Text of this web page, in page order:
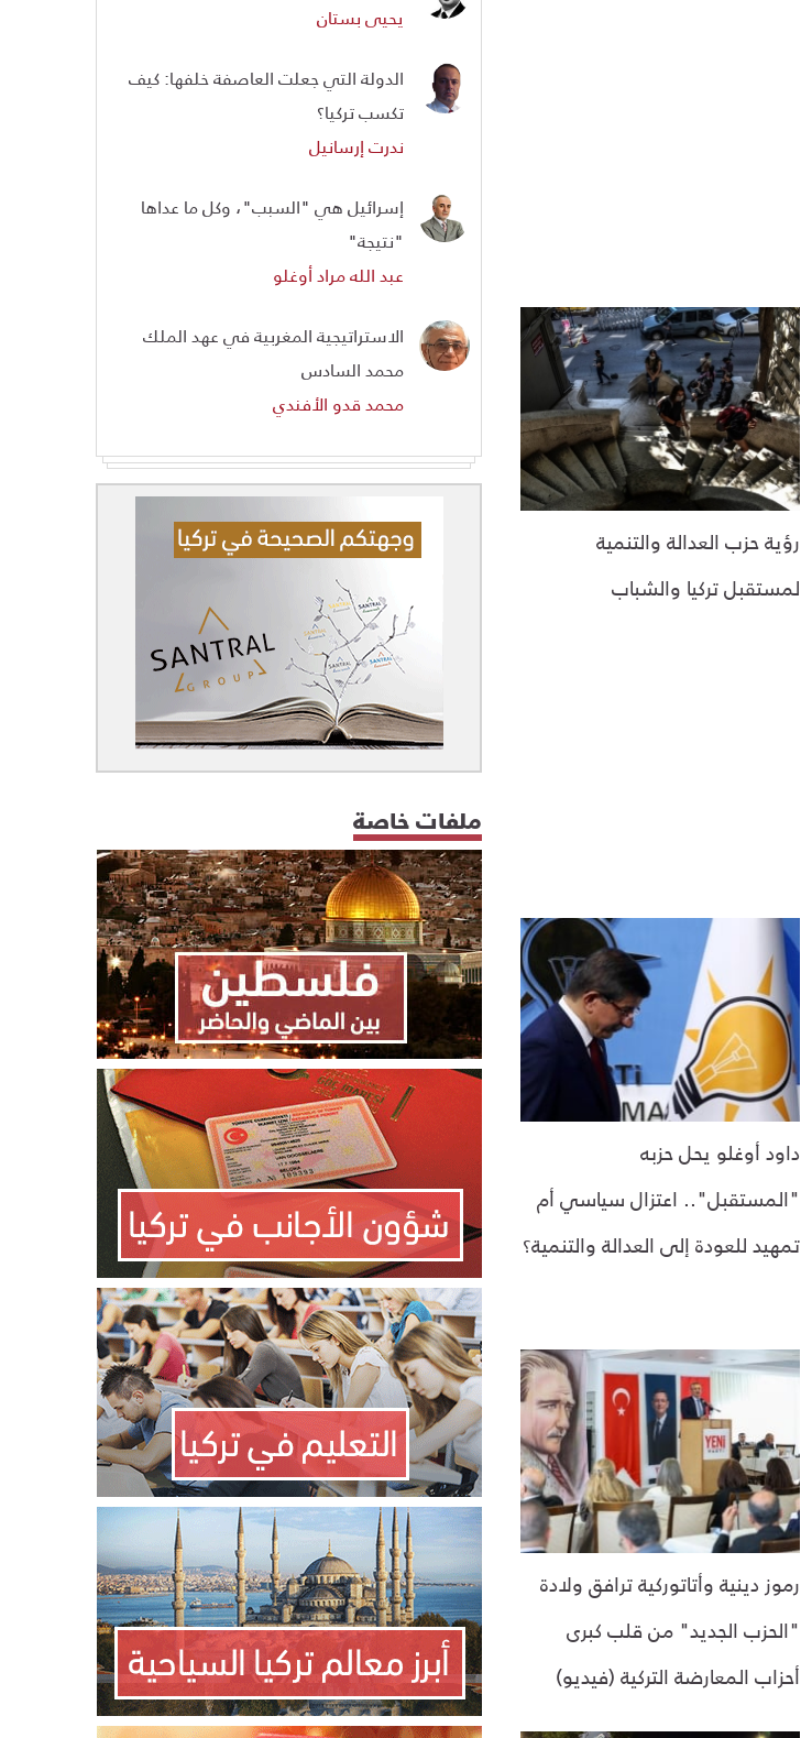
رؤية حزب العدالة والتنمية
لمستقبل تركيا والشباب
داود أوغلو يحل حزبه
"المستقبل".. اعتزال سياسي أم
تمهيد للعودة إلى العدالة والتنمية؟
رموز دينية وأتاتوركية ترافق ولادة
"الحزب الجديد" من قلب كبرى
أحزاب المعارضة التركية (فيديو)
يحيى بستان
الدولة التي جعلت العاصفة خلفها: كيف
تكسب تركيا؟
ندرت إرسانيل
إسرائيل هي "السبب"، وكل ما عداها
"نتيجة"
عبد الله مراد أوغلو
الاستراتيجية المغربية في عهد الملك
محمد السادس
محمد قدو الأفندي
ملفات خاصة